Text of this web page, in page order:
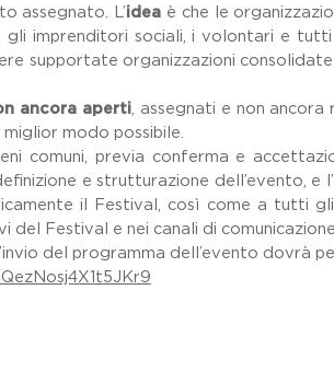
assegnato. L’idea è che le
gli imprenditori sociali, i volontari e
supportate organizzazioni
ancora aperti, assegnati e non
modo possibile.
comuni, previa conferma e
e strutturazione dell’evento, e
il Festival, così come a tutti
Festival e nei canali di
del programma dell’evento dovrà